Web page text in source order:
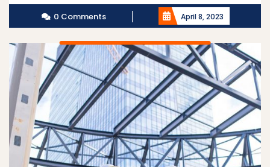
0 Comments April 8, 2023